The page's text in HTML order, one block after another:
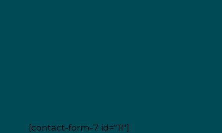
[contact-form-7 id="11"]